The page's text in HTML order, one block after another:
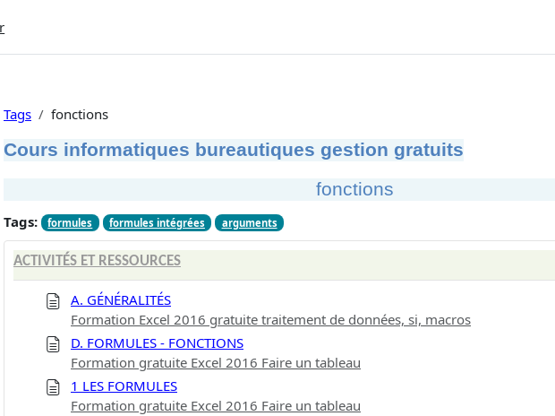
Tags fonctions
Cours informatiques bureautiques gestion gratuits
fonctions
Tags: formules formules intégrées arguments
ACTIVITÉS ET RESSOURCES
A. GÉNÉRALITÉS
Formation Excel 2016 gratuite traitement de données, si, macros
D. FORMULES - FONCTIONS
Formation gratuite Excel 2016 Faire un tableau
1 LES FORMULES
Formation gratuite Excel 2016 Faire un tableau